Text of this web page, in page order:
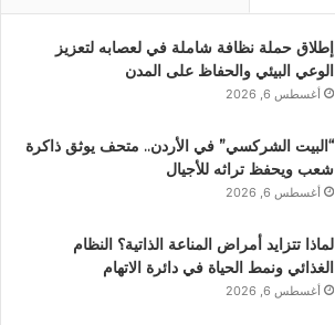
إطلاق حملة نظافة شاملة في لعصابه لتعزيز
الوعي البيئي والحفاظ على المدن
أغسطس 6, 2026
“البيت الشركسي” في الأردن.. متحف يوثق ذاكرة
شعب ويحفظ تراثه للأجيال
أغسطس 6, 2026
لماذا تتزايد أمراض المناعة الذاتية؟ النظام
الغذائي ونمط الحياة في دائرة الاتهام
أغسطس 6, 2026